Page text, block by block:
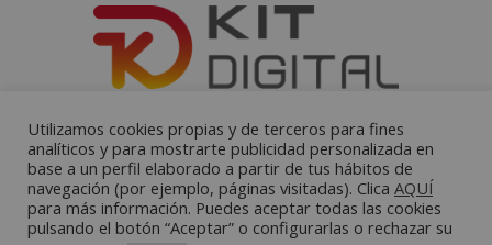
Utilizamos cookies propias y de terceros para fines
analíticos y para mostrarte publicidad personalizada en
base a un perfil elaborado a partir de tus hábitos de
navegación (por ejemplo, páginas visitadas). Clica AQUÍ
para más información. Puedes aceptar todas las cookies
pulsando el botón “Aceptar” o configurarlas o rechazar su